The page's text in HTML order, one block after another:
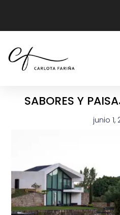
SABORES Y
junio 1,